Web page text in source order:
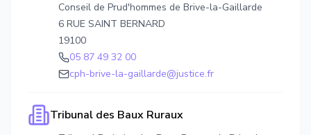
Conseil de Prud'hommes de Brive-la-Gaillarde
6 RUE SAINT BERNARD
19100
05 87 49 32 00
cph-brive-la-gaillarde@justice.fr
Tribunal des Baux Ruraux